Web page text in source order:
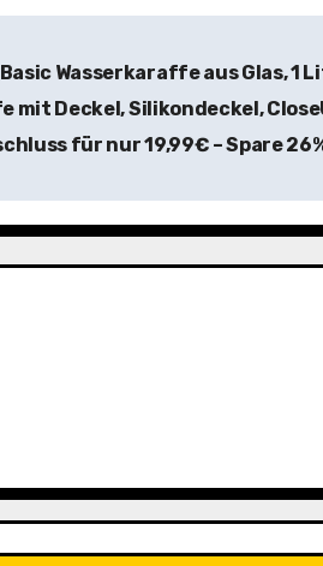
Basic Wasserkaraffe aus Glas, 1
mit Deckel, Silikondeckel,
für nur 19,99€ – Spare